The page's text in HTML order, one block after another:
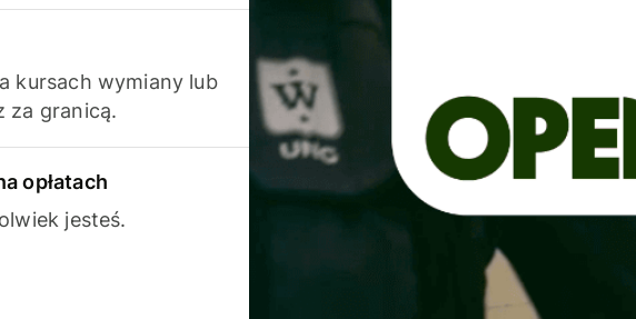
kursach wymiany lub
za granicą.
opłatach
jesteś.